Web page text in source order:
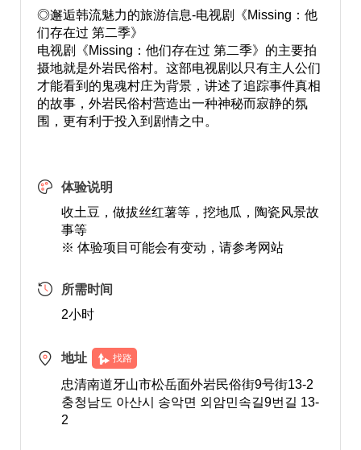
◎邂逅韩流魅力的旅游信息-电视剧《Missing：他
们存在过 第二季》
电视剧《Missing：他们存在过 第二季》的主要拍
摄地就是外岩民俗村。这部电视剧以只有主人公们
才能看到的鬼魂村庄为背景，讲述了追踪事件真相
的故事，外岩民俗村营造出一种神秘而寂静的氛
围，更有利于投入到剧情之中。
体验说明
收土豆，做拔丝红薯等，挖地瓜，陶瓷风景故
事等
※ 体验项目可能会有变动，请参考网站
所需时间
2小时
地址 找路
忠清南道牙山市松岳面外岩民俗街9号街13-2
충청남도 아산시 송악면 외암민속길9번길 13-
2